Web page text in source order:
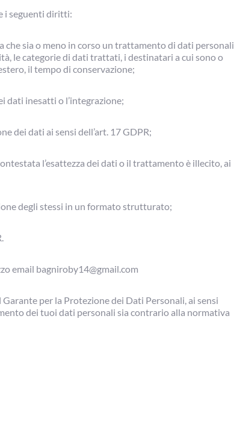
i seguenti diritti:
sia o meno in corso un trattamento di dati personali
le categorie di dati trattati, i destinatari a cui sono o
il tempo di conservazione;
dati inesatti o l’integrazione;
dei dati ai sensi dell’art. 17 GDPR;
l’esattezza dei dati o il trattamento è illecito, ai
degli stessi in un formato strutturato;
email bagniroby14@gmail.com
per la Protezione dei Dati Personali, ai sensi
dei tuoi dati personali sia contrario alla normativa